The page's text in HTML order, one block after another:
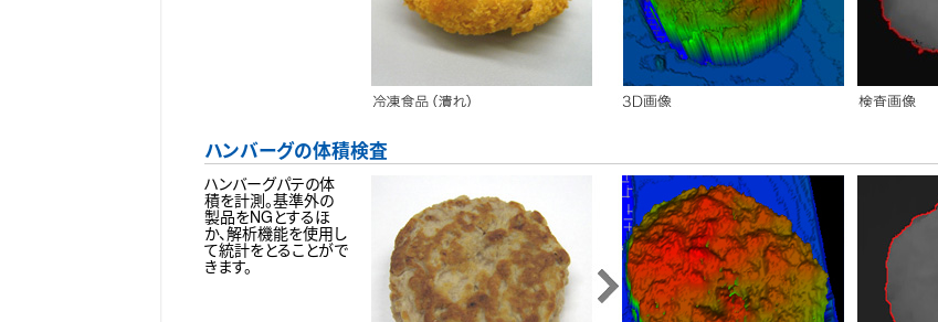
ハンバーグの体積検査
ハンバーグパテの体
積を計測。基準外の
製品をNGとするほ
か、解析機能を使用し
て統計をとることがで
きます。